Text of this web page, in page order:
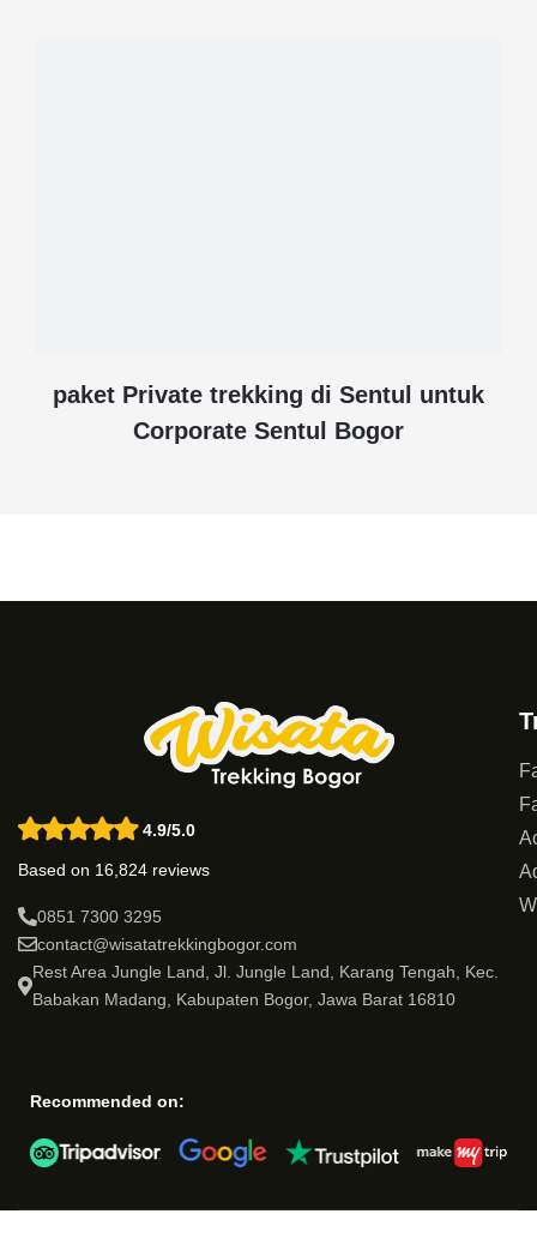
paket Private trekking di Sentul untuk
Corporate Sentul Bogor
4.9/5.0
Based on 16,824 reviews
0851 7300 3295
contact@wisatatrekkingbogor.com
Rest Area Jungle Land, Jl. Jungle Land, Karang Tengah, Kec.
Babakan Madang, Kabupaten Bogor, Jawa Barat 16810
Recommended on: